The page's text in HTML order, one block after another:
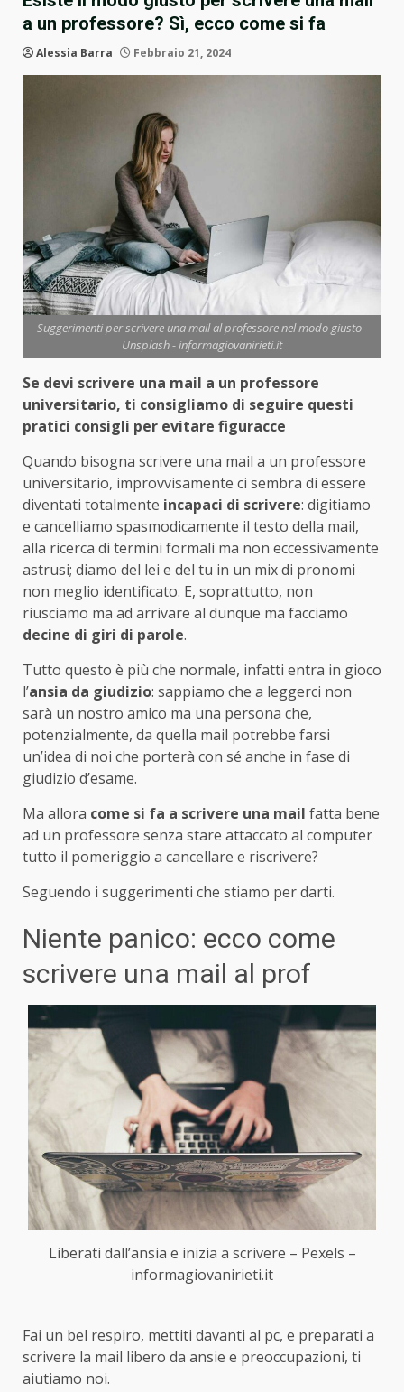
a un professore? Sì, ecco come si fa
Alessia Barra Febbraio 21, 2024
Suggerimenti per scrivere una mail al professore nel modo giusto -
Unsplash - informagiovanirieti.it
Se devi scrivere una mail a un professore
universitario, ti consigliamo di seguire questi
pratici consigli per evitare figuracce
Quando bisogna scrivere una mail a un professore
universitario, improvvisamente ci sembra di essere
diventati totalmente incapaci di scrivere: digitiamo
e cancelliamo spasmodicamente il testo della mail,
alla ricerca di termini formali ma non eccessivamente
astrusi; diamo del lei e del tu in un mix di pronomi
non meglio identificato. E, soprattutto, non
riusciamo ma ad arrivare al dunque ma facciamo
decine di giri di parole.
Tutto questo è più che normale, infatti entra in gioco
l’ansia da giudizio: sappiamo che a leggerci non
sarà un nostro amico ma una persona che,
potenzialmente, da quella mail potrebbe farsi
un’idea di noi che porterà con sé anche in fase di
giudizio d’esame.
Ma allora come si fa a scrivere una mail fatta bene
ad un professore senza stare attaccato al computer
tutto il pomeriggio a cancellare e riscrivere?
Seguendo i suggerimenti che stiamo per darti.
Niente panico: ecco come
scrivere una mail al prof
Liberati dall’ansia e inizia a scrivere – Pexels –
informagiovanirieti.it
Fai un bel respiro, mettiti davanti al pc, e preparati a
scrivere la mail libero da ansie e preoccupazioni, ti
aiutiamo noi.